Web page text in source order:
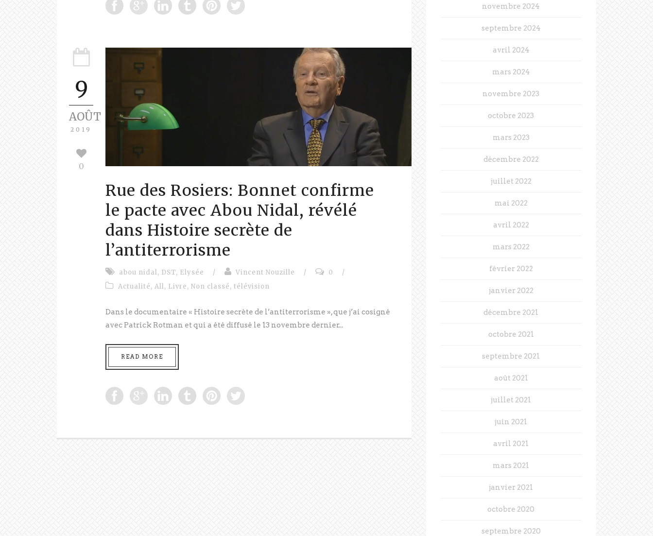
9
AOÛT
2019
0
Rue des Rosiers: Bonnet confirme
le pacte avec Abou Nidal, révélé
dans Histoire secrète de
l’antiterrorisme
abou nidal, DST, Elysée / Vincent Nouzille / 0
/
Actualité, All, Livre, Non classé, télévision
Dans le documentaire « Histoire secrète de l’antiterrorisme », que j’ai cosigné
avec Patrick Rotman et qui a été diffusé le 13 novembre dernier...
READ MORE
novembre 2024
septembre 2024
avril 2024
mars 2024
novembre 2023
octobre 2023
mars 2023
décembre 2022
juillet 2022
mai 2022
avril 2022
mars 2022
février 2022
janvier 2022
décembre 2021
octobre 2021
septembre 2021
août 2021
juillet 2021
juin 2021
avril 2021
mars 2021
janvier 2021
octobre 2020
septembre 2020